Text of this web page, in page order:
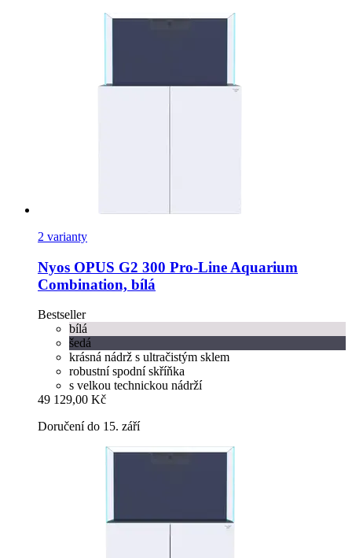
2 varianty
Nyos OPUS G2 300 Pro-​Line Aquarium
Combination, bílá
Bestseller
bílá
šedá
krásná nádrž s ultračistým sklem
robustní spodní skříňka
s velkou technickou nádrží
49 129,00 Kč
Doručení do 15. září